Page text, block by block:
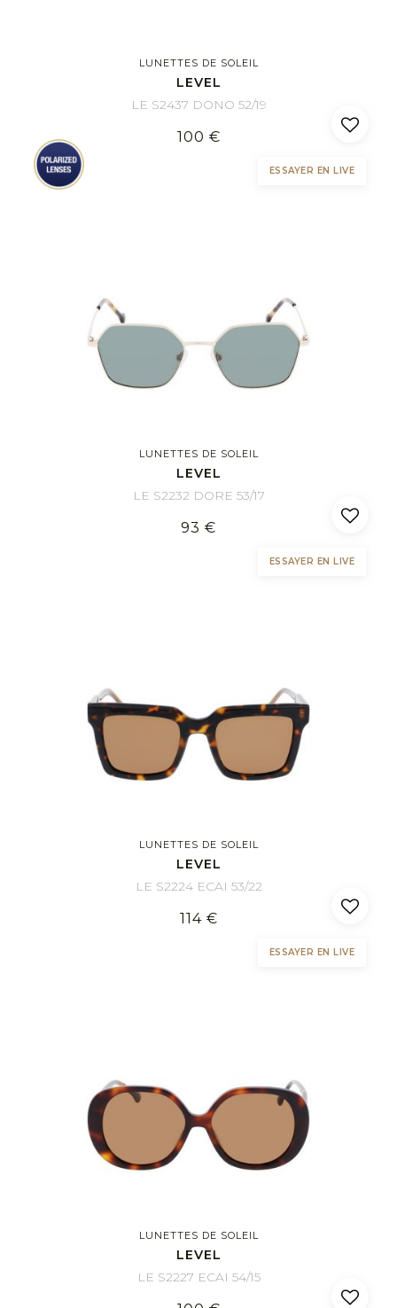
LUNETTES DE SOLEIL
LEVEL
LE S2437 DONO 52/19
100 €
ESSAYER EN LIVE
LUNETTES DE SOLEIL
LEVEL
LE S2232 DORE 53/17
93 €
ESSAYER EN LIVE
LUNETTES DE SOLEIL
LEVEL
LE S2224 ECAI 53/22
114 €
ESSAYER EN LIVE
LUNETTES DE SOLEIL
LEVEL
LE S2227 ECAI 54/15